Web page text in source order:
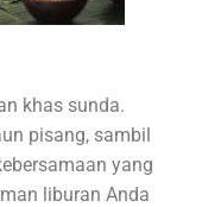
khas sunda.
pisang, sambil
yang
liburan Anda